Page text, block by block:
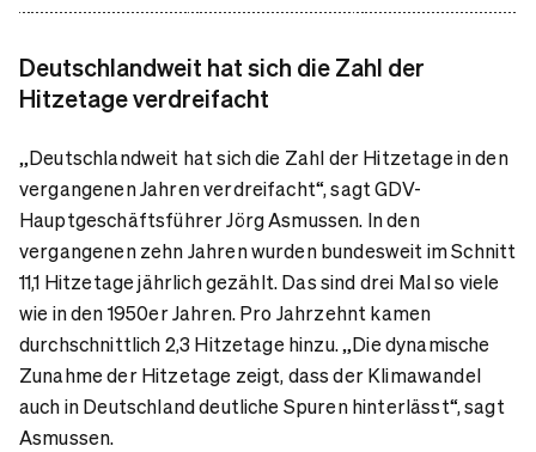
Deutschlandweit hat sich die Zahl der
Hitzetage verdreifacht
„Deutschlandweit hat sich die Zahl der Hitzetage in den
vergangenen Jahren verdreifacht“, sagt GDV-
Hauptgeschäftsführer Jörg Asmussen. In den
vergangenen zehn Jahren wurden bundesweit im Schnitt
11,1 Hitzetage jährlich gezählt. Das sind drei Mal so viele
wie in den 1950er Jahren. Pro Jahrzehnt kamen
durchschnittlich 2,3 Hitzetage hinzu. „Die dynamische
Zunahme der Hitzetage zeigt, dass der Klimawandel
auch in Deutschland deutliche Spuren hinterlässt“, sagt
Asmussen.